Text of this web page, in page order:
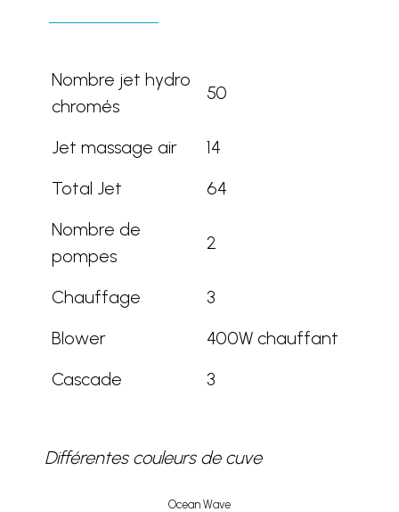
Nombre jet hydro
chromés
50
Jet massage air
14
Total Jet
64
Nombre de
pompes
2
Chauffage
3
Blower
400W chauffant
Cascade
3
Différentes couleurs de cuve
Ocean Wave